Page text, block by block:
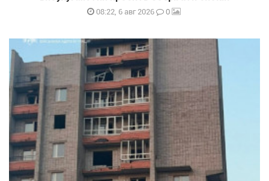
08:22, 6 авг 2026 0